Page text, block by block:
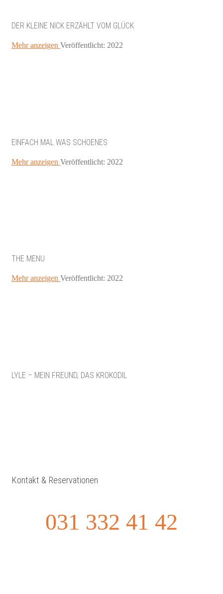
DER KLEINE NICK ERZÄHLT VOM GLÜCK
Mehr anzeigen Veröffentlicht: 2022
EINFACH MAL WAS SCHOENES
Mehr anzeigen Veröffentlicht: 2022
THE MENU
Mehr anzeigen Veröffentlicht: 2022
LYLE – MEIN FREUND, DAS KROKODIL
Kontakt & Reservationen
031 332 41 42